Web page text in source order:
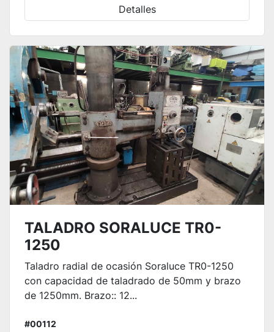
Detalles
TALADRO SORALUCE TR0-
1250
Taladro radial de ocasión Soraluce TR0-1250
con capacidad de taladrado de 50mm y brazo
de 1250mm. Brazo:: 12...
#00112